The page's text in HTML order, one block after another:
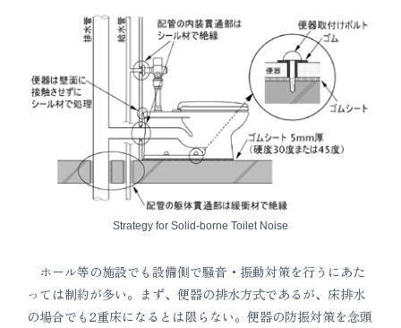
Strategy for Solid-borne Toilet Noise
ホール等の施設でも設備側で騒音・振動対策を行うにあた
っては制約が多い。まず、便器の排水方式であるが、床排水
の場合でも2重床になるとは限らない。便器の防振対策を念頭